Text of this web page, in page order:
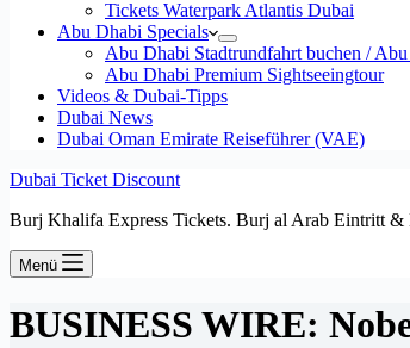
Tickets Waterpark Atlantis Dubai
Abu Dhabi Specials
Abu Dhabi Stadtrundfahrt buchen /
Abu Dhabi Premium Sightseeingtour
Videos & Dubai-Tipps
Dubai News
Dubai Oman Emirate Reiseführer (VAE)
Dubai Ticket Discount
Burj Khalifa Express Tickets. Burj al Arab Eintritt
Menü
BUSINESS WIRE: